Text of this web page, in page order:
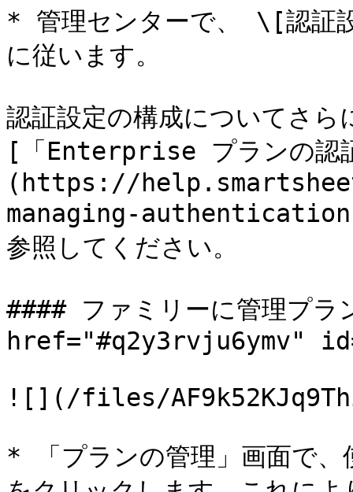
* 管理センターで、 \[認証
に従います。
認証設定の構成についてさ
[「Enterprise プランの認
(https://
managing-
参照してください。
#### ファミリーに管理プラ
href="#q2y3rvju6ymv"
![](/files/
* 「プランの管理」画面で、